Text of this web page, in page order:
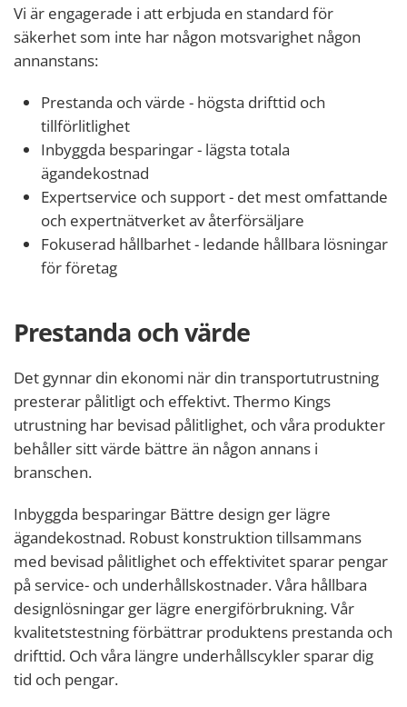
Vi är engagerade i att erbjuda en standard för
säkerhet som inte har någon motsvarighet någon
annanstans:
Prestanda och värde - högsta drifttid och
tillförlitlighet
Inbyggda besparingar - lägsta totala
ägandekostnad
Expertservice och support - det mest omfattande
och expertnätverket av återförsäljare
Fokuserad hållbarhet - ledande hållbara lösningar
för företag
Prestanda och värde
Det gynnar din ekonomi när din transportutrustning
presterar pålitligt och effektivt. Thermo Kings
utrustning har bevisad pålitlighet, och våra produkter
behåller sitt värde bättre än någon annans i
branschen.
Inbyggda besparingar Bättre design ger lägre
ägandekostnad. Robust konstruktion tillsammans
med bevisad pålitlighet och effektivitet sparar pengar
på service- och underhållskostnader. Våra hållbara
designlösningar ger lägre energiförbrukning. Vår
kvalitetstestning förbättrar produktens prestanda och
drifttid. Och våra längre underhållscykler sparar dig
tid och pengar.